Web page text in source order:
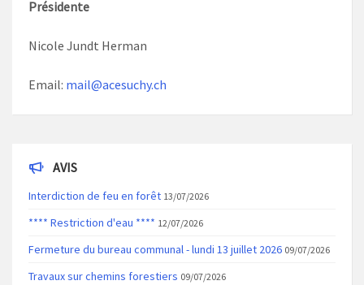
Présidente
Nicole Jundt Herman
Email: mail@acesuchy.ch
AVIS
Interdiction de feu en forêt 13/07/2026
**** Restriction d'eau **** 12/07/2026
Fermeture du bureau communal - lundi 13 juillet 2026 09/07/2026
Travaux sur chemins forestiers 09/07/2026